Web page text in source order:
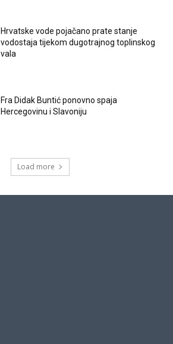
Hrvatske vode pojačano prate stanje
vodostaja tijekom dugotrajnog toplinskog
vala
Fra Didak Buntić ponovno spaja
Hercegovinu i Slavoniju
Load more